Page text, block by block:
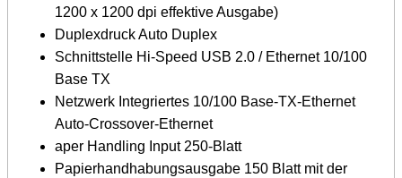
1200 x 1200 dpi effektive Ausgabe)
Duplexdruck Auto Duplex
Schnittstelle Hi-Speed ​​USB 2.0 / Ethernet 10/100
Base TX
Netzwerk Integriertes 10/100 Base-TX-Ethernet
Auto-Crossover-Ethernet
aper Handling Input 250-Blatt
Papierhandhabungsausgabe 150 Blatt mit der